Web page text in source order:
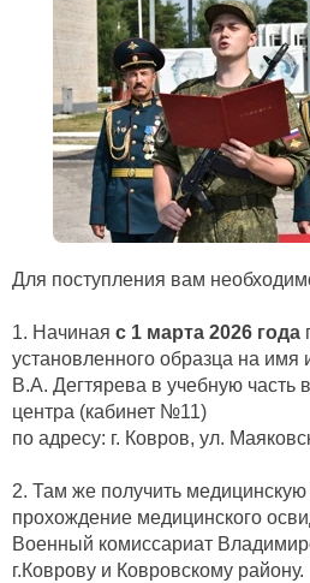
Для поступления вам
1. Начиная с 1 марта 2026 года
установленного образца на имя
В.А. Дегтярева в учебную часть
центра (кабинет №11)
по адресу: г. Ковров, ул.
2. Там же получить медицинскую
прохождение медицинского
Военный комиссариат
г.Коврову и Ковровскому району.